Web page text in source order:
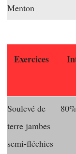
Menton
Exercices
Soulevé de
terre jambes
semi-fléchies